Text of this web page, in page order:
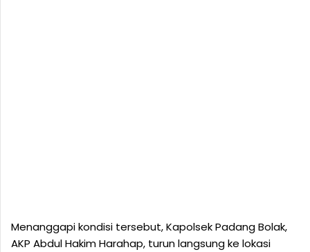
Menanggapi kondisi tersebut, Kapolsek Padang Bolak,
AKP Abdul Hakim Harahap, turun langsung ke lokasi